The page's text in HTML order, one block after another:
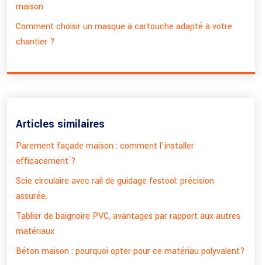
maison
Comment choisir un masque à cartouche adapté à votre
chantier ?
Articles similaires
Parement façade maison : comment l’installer
efficacement ?
Scie circulaire avec rail de guidage festool: précision
assurée.
Tablier de baignoire PVC, avantages par rapport aux autres
matériaux
Béton maison : pourquoi opter pour ce matériau polyvalent?